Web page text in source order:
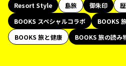
Resort Style
島旅 御朱印
BOOKS スペシャルコラボ
BOOKS
BOOKS 旅と健康
BOOKS 旅の読み